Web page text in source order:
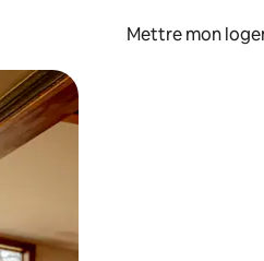
Mettre mon